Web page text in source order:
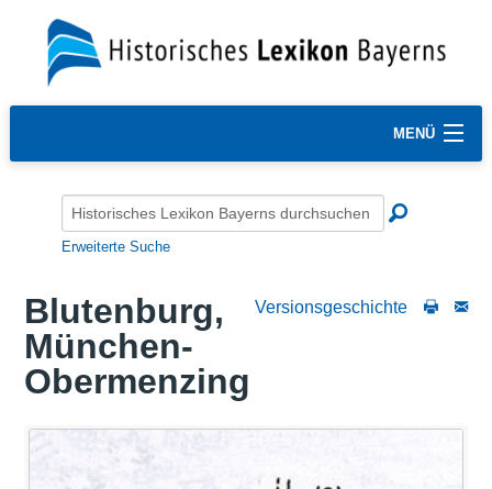
MENÜ
Erweiterte Suche
Versionsgeschichte
Blutenburg,
München-
Obermenzing